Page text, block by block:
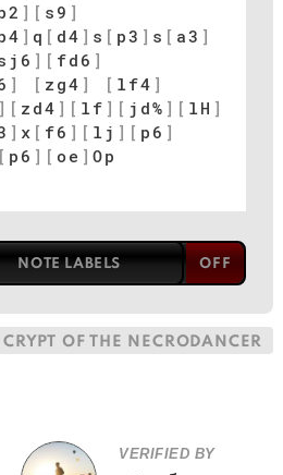
] [ s9 ]
] q [ d4 ] s [ p3 ] s [ a3 ]
] [ fd6 ]
] [ zg4 ] [ lf4 ]
] [ zd4 ] [ lf ] [ jd% ] [ lH ]
] x [ f6 ] [ lj ] [ p6 ]
[ p6 ] [ oe ] Op
NOTE LABELS
CRYPT OF THE NECRODANCER
VERIFIED BY